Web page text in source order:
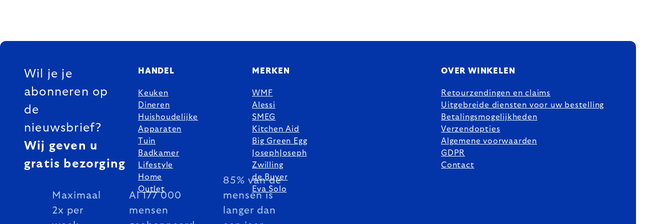
FOOTER
Wil je je
abonneren op
de
nieuwsbrief?
Wij geven u
gratis bezorging
Maximaal
2x per
Al 177 000
mensen
85% van de
mensen is
langer dan
HANDEL
Keuken
Dineren
Huishoudelijke
Apparaten
Tuin
Badkamer
Lifestyle
Home
Outlet
MERKEN
WMF
Alessi
SMEG
Kitchen Aid
Big Green Egg
JosephJoseph
Zwilling
de Buyer
Eva Solo
OVER WINKELEN
Retourzendingen en claims
Uitgebreide diensten voor uw bestelling
Betalingsmogelijkheden
Verzendopties
Algemene voorwaarden
GDPR
Contact